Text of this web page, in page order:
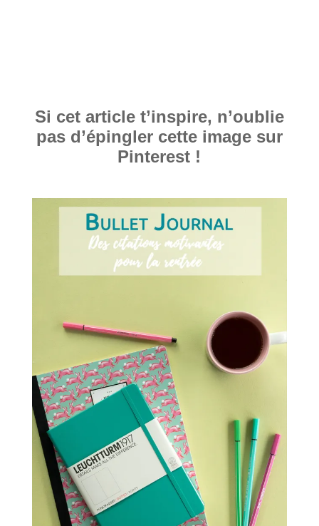
Si cet article t’inspire, n’oublie
pas d’épingler cette image sur
Pinterest !